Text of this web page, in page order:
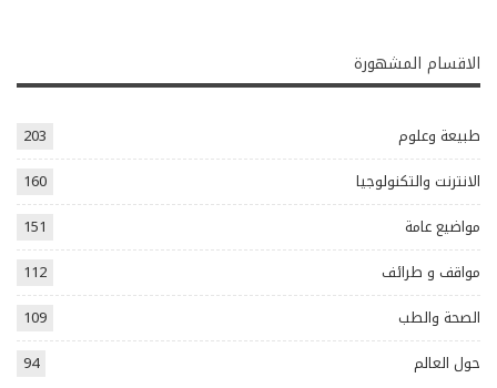
الاقسام المشهورة
طبيعة وعلوم
203
الانترنت والتكنولوجيا
160
مواضيع عامة
151
مواقف و طرائف
112
الصحة والطب
109
حول العالم
94